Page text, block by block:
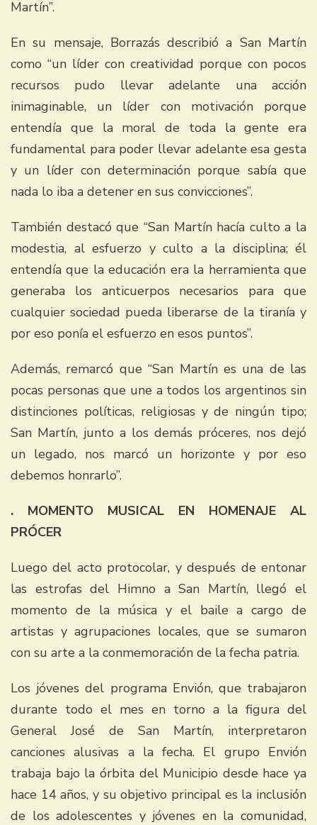
Martín”.
En su mensaje, Borrazás describió a San Martín
como “un líder con creatividad porque con pocos
recursos pudo llevar adelante una acción
inimaginable, un líder con motivación porque
entendía que la moral de toda la gente era
fundamental para poder llevar adelante esa gesta
y un líder con determinación porque sabía que
nada lo iba a detener en sus convicciones”.
También destacó que “San Martín hacía culto a la
modestia, al esfuerzo y culto a la disciplina; él
entendía que la educación era la herramienta que
generaba los anticuerpos necesarios para que
cualquier sociedad pueda liberarse de la tiranía y
por eso ponía el esfuerzo en esos puntos”.
Además, remarcó que “San Martín es una de las
pocas personas que une a todos los argentinos sin
distinciones políticas, religiosas y de ningún tipo;
San Martín, junto a los demás próceres, nos dejó
un legado, nos marcó un horizonte y por eso
debemos honrarlo”.
. MOMENTO MUSICAL EN HOMENAJE AL
PRÓCER
Luego del acto protocolar, y después de entonar
las estrofas del Himno a San Martín, llegó el
momento de la música y el baile a cargo de
artistas y agrupaciones locales, que se sumaron
con su arte a la conmemoración de la fecha patria.
Los jóvenes del programa Envión, que trabajaron
durante todo el mes en torno a la figura del
General José de San Martín, interpretaron
canciones alusivas a la fecha. El grupo Envión
trabaja bajo la órbita del Municipio desde hace ya
hace 14 años, y su objetivo principal es la inclusión
de los adolescentes y jóvenes en la comunidad,